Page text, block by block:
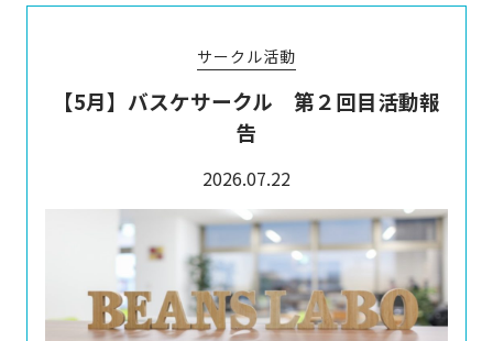
サークル活動
【5月】バスケサークル 第２回目活動報
告
2026.07.22